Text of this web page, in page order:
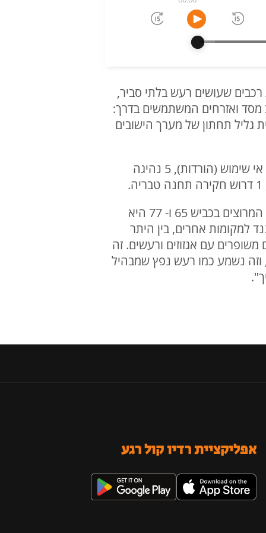
שעושים רעש בלתי סביר,
מסד ואזרחים המשתמשים בדרך:
גליל תחתון של מערך הישובים
במהלך הפעילות נמצאו באזור מעל ל- 50 רכבים משופרים, כאשר בפעילות נרשמו: 35 דו"חות אי שימוש (הורדות), 5 נהיגה
ניצן פלג, ראש המועצה האזורית גליל תחתון, מתנדב במג"ב שלקח חלק במבצע: "סוגיית רכבי המרוצים בכביש 65 ו- 77 היא
למקומות אחרים, בין היתר
עם אגזוזים ורעשים. זה
וזה נשמע כמו רעש נפץ שמבהיל
אפליקציית רדיו קול רגע